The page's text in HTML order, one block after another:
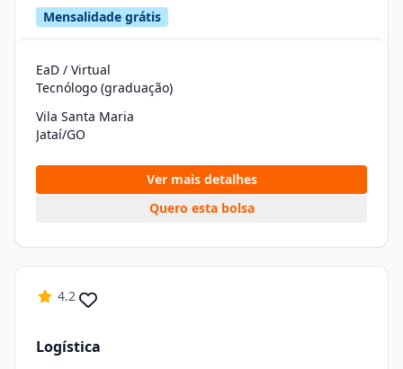
Mensalidade grátis
EaD / Virtual
Tecnólogo (graduação)
Vila Santa Maria
Jataí/GO
Ver mais detalhes
Quero esta bolsa
4.2
Logística